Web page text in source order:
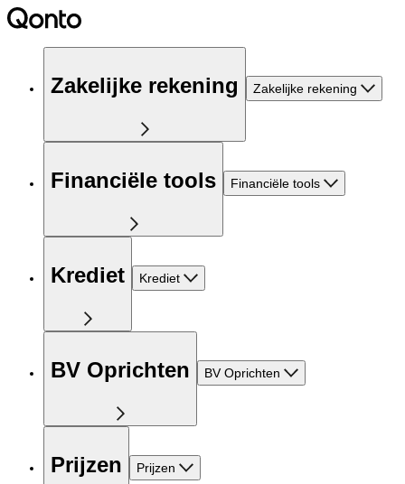
Zakelijke rekening Zakelijke rekening
Financiële tools Financiële tools
Krediet Krediet
BV Oprichten BV Oprichten
Prijzen Prijzen